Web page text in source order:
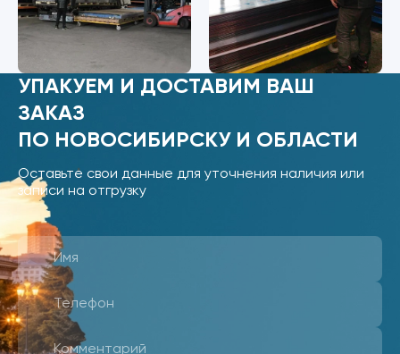
УПАКУЕМ И ДОСТАВИМ ВАШ
ЗАКАЗ
ПО НОВОСИБИРСКУ И ОБЛАСТИ
Оставьте свои данные для уточнения наличия или
записи на отгрузку